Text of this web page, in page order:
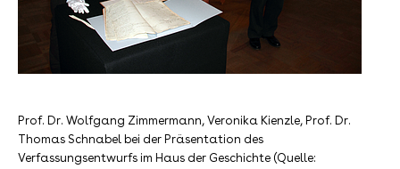
Prof. Dr. Wolfgang Zimmermann, Veronika Kienzle, Prof. Dr.
Thomas Schnabel bei der Präsentation des
Verfassungsentwurfs im Haus der Geschichte (Quelle: